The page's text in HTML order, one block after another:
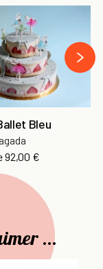
Bleu
92,00 €
›
...